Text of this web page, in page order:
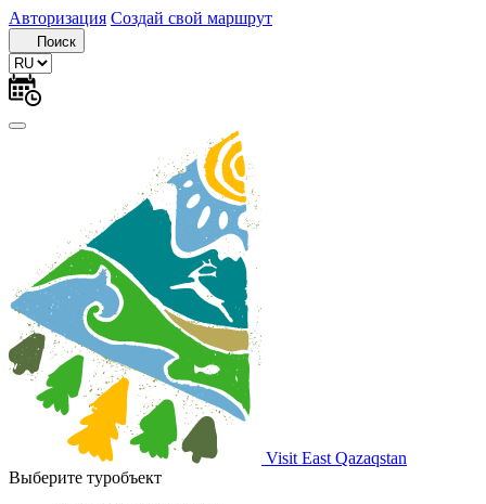
Авторизация Создай свой маршрут
Поиск
Visit East Qazaqstan
Выберите туробъект